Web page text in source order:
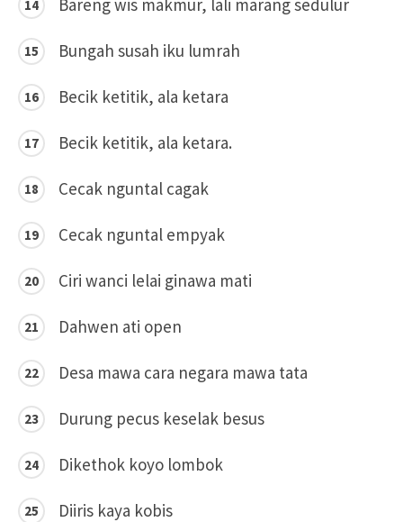
Bungah susah iku lumrah
Becik ketitik, ala ketara
Becik ketitik, ala ketara.
Cecak nguntal cagak
Cecak nguntal empyak
Ciri wanci lelai ginawa mati
Dahwen ati open
Desa mawa cara negara mawa tata
Durung pecus keselak besus
Dikethok koyo lombok
Diiris kaya kobis